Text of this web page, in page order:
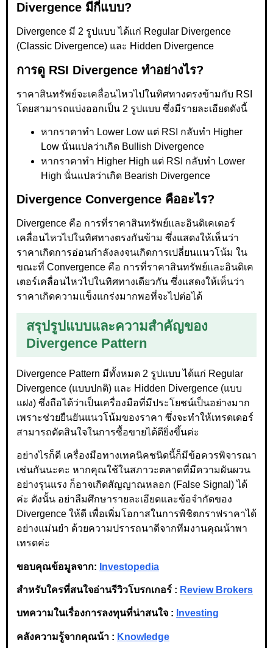
Divergence มีกี่แบบ?
Divergence มี 2 รูปแบบ ได้แก่ Regular Divergence
(Classic Divergence) และ Hidden Divergence
การดู RSI Divergence ทำอย่างไร?
ราคาสินทรัพย์จะเคลื่อนไหวไปในทิศทางตรงข้ามกับ RSI
โดยสามารถแบ่งออกเป็น 2 รูปแบบ ซึ่งมีรายละเอียดดังนี้
หากราคาทำ Lower Low แต่ RSI กลับทำ Higher
Low นั่นแปลว่าเกิด Bullish Divergence
หากราคาทำ Higher High แต่ RSI กลับทำ Lower
High นั่นแปลว่าเกิด Bearish Divergence
Divergence Convergence คืออะไร?
Divergence คือ การที่ราคาสินทรัพย์และอินดิเคเตอร์
เคลื่อนไหวไปในทิศทางตรงกันข้าม ซึ่งแสดงให้เห็นว่า
ราคาเกิดการอ่อนกำลังลงจนเกิดการเปลี่ยนแนวโน้ม ใน
ขณะที่ Convergence คือ การที่ราคาสินทรัพย์และอินดิเค
เตอร์เคลื่อนไหวไปในทิศทางเดียวกัน ซึ่งแสดงให้เห็นว่า
ราคาเกิดความแข็งแกร่งมากพอที่จะไปต่อได้
สรุปรูปแบบและความสำคัญของ
Divergence Pattern
Divergence Pattern มีทั้งหมด 2 รูปแบบ ได้แก่ Regular
Divergence (แบบปกติ) และ Hidden Divergence (แบบ
แฝง) ซึ่งถือได้ว่าเป็นเครื่องมือที่มีประโยชน์เป็นอย่างมาก
เพราะช่วยยืนยันแนวโน้มของราคา ซึ่งจะทำให้เทรดเดอร์
สามารถตัดสินใจในการซื้อขายได้ดียิ่งขึ้นค่ะ
อย่างไรก็ดี เครื่องมือทางเทคนิคชนิดนี้ก็มีข้อควรพิจารณา
เช่นกันนะคะ หากคุณใช้ในสภาวะตลาดที่มีความผันผวน
อย่างรุนแรง ก็อาจเกิดสัญญาณหลอก (False Signal) ได้
ค่ะ ดังนั้น อย่าลืมศึกษารายละเอียดและข้อจำกัดของ
Divergence ให้ดี เพื่อเพิ่มโอกาสในการพิชิตกราฟราคาได้
อย่างแม่นยำ ด้วยความปรารถนาดีจากทีมงานคุณน้าพา
เทรดค่ะ
ขอบคุณข้อมูลจาก: Investopedia
สำหรับใครที่สนใจอ่านรีวิวโบรกเกอร์ : Review Brokers
บทความในเรื่องการลงทุนที่น่าสนใจ : Investing
คลังความรู้จากคุณน้า : Knowledge